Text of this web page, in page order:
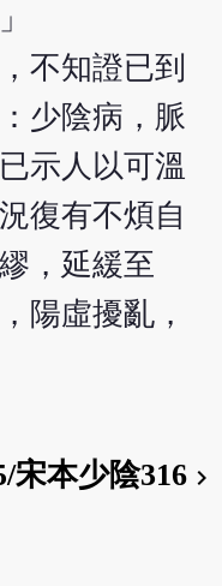
不知證已到
少陰病，脈
示人以可溫
復有不煩自
，延緩至
陽虛擾亂，
宋本少陰316chevron_right